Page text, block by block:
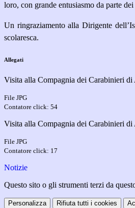
loro, con grande entusiasmo da parte
Un ringraziamento alla Dirigente
scolaresca.
Allegati
Visita alla Compagnia dei Carabinieri di
File JPG
Contatore click: 54
Visita alla Compagnia dei Carabinieri di
File JPG
Contatore click: 17
Notizie
Questo sito o gli strumenti terzi da
Personalizza Rifiuta tutti i cookies